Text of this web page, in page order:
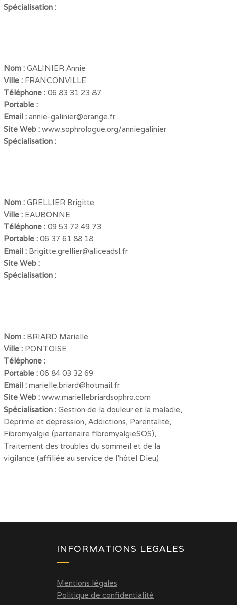
Spécialisation :
Nom : GALINIER Annie
Ville : FRANCONVILLE
Téléphone : 06 83 31 23 87
Portable :
Email : annie-galinier@orange.fr
Site Web : www.sophrologue.org/anniegalinier
Spécialisation :
Nom : GRELLIER Brigitte
Ville : EAUBONNE
Téléphone : 09 53 72 49 73
Portable : 06 37 61 88 18
Email : Brigitte.grellier@aliceadsl.fr
Site Web :
Spécialisation :
Nom : BRIARD Marielle
Ville : PONTOISE
Téléphone :
Portable : 06 84 03 32 69
Email : marielle.briard@hotmail.fr
Site Web : www.mariellebriardsophro.com
Spécialisation : Gestion de la douleur et la maladie,
Déprime et dépression, Addictions, Parentalité,
Fibromyalgie (partenaire fibromyalgieSOS),
Traitement des troubles du sommeil et de la
vigilance (affiliée au service de l’hôtel Dieu)
INFORMATIONS LEGALES
Mentions légales
Politique de confidentialité